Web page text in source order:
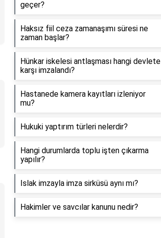
geçer?
Haksız fiil ceza zamanaşımı süresi ne
zaman başlar?
Hünkar iskelesi antlaşması hangi devlete
karşı imzalandı?
Hastanede kamera kayıtları izleniyor
mu?
Hukuki yaptırım türleri nelerdir?
Hangi durumlarda toplu işten çıkarma
yapılır?
Islak imzayla imza sirküsü aynı mı?
Hakimler ve savcılar kanunu nedir?